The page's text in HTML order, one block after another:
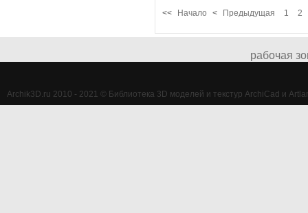
<< Начало < Предыдущая 1 2
рабочая
Archik3D.ru 2010 - 2021 © Библиотека 3D моделей и текстур ArchiCad и